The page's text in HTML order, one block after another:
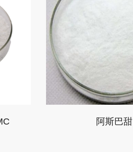
阿斯巴甜